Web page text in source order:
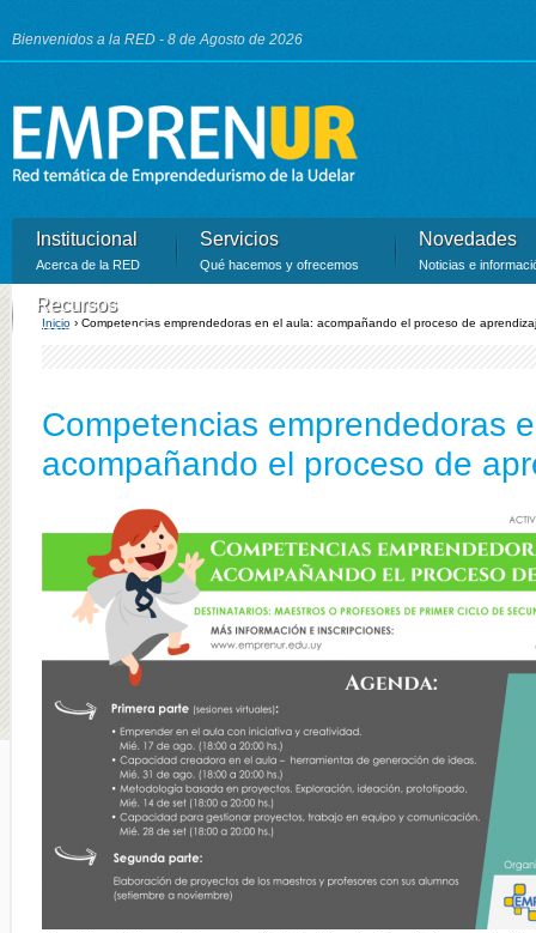
Bienvenidos a la RED - 8 de Agosto de 2026
Institucional
Acerca de la RED
Servicios
Qué hacemos y ofrecemos
Novedades
Noticias e
Recursos
Recursos de la RED
Inicio › Competencias emprendedoras en el aula: acompañando el proceso de
Competencias emprendedoras
acompañando el proceso de